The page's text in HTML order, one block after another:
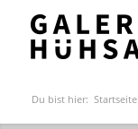
Du bist hier: Startseite